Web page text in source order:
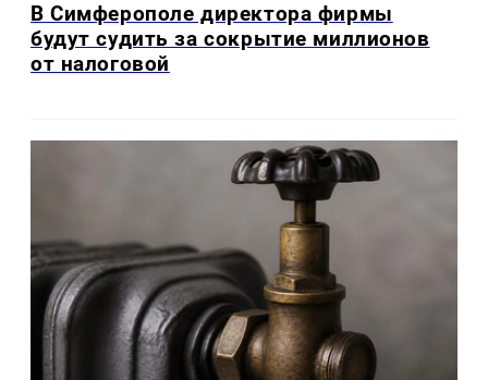
В Симферополе директора фирмы
будут судить за сокрытие миллионов
от налоговой